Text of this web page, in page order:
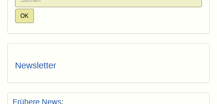
Newsletter
Frühere News: